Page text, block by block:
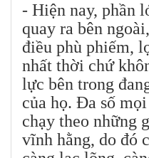
- Hiện nay, phần
quay ra bên
điều phù phiếm,
nhất thời chứ
lực bên trong
của họ. Đa số
chạy theo những
vĩnh hằng, do đó